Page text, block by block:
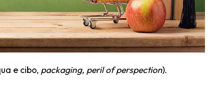
e cibo, packaging, peril of perspection).